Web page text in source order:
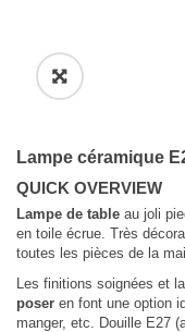
Lampe céramique
QUICK OVERVIEW
Lampe de table au joli
en toile écrue. Très
toutes les pièces de la
Les finitions soignées et
poser en font une option
manger, etc. Douille E27